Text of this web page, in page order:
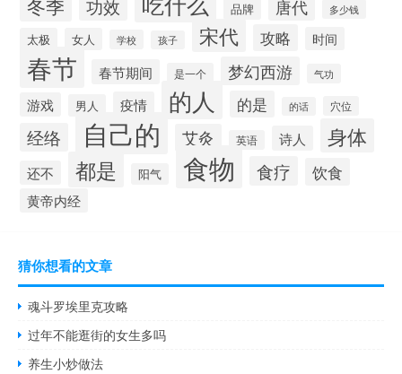
冬季 功效 品牌 唐代 多少钱
太极 女人 学校 孩子 宋代 攻略 时间
春节 春节期间 是一个 梦幻西游 气功
游戏 男人 疫情 的人 的是 的话 穴位
经络 自己的 艾灸 英语 诗人 身体
还不 都是 阳气 食物 食疗 饮食
黄帝内经
猜你想看的文章
魂斗罗埃里克攻略
过年不能逛街的女生多吗
养生小炒做法